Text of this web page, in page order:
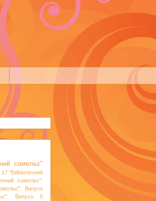
сомельє"
17 "Бібліотечний
сомельє".
Випуск
Випуск 5